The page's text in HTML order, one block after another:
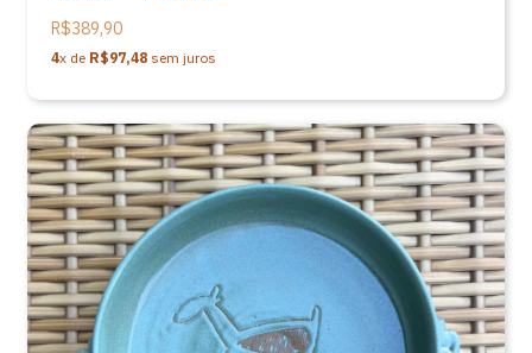
R$389,90
4x de R$97,48 sem juros